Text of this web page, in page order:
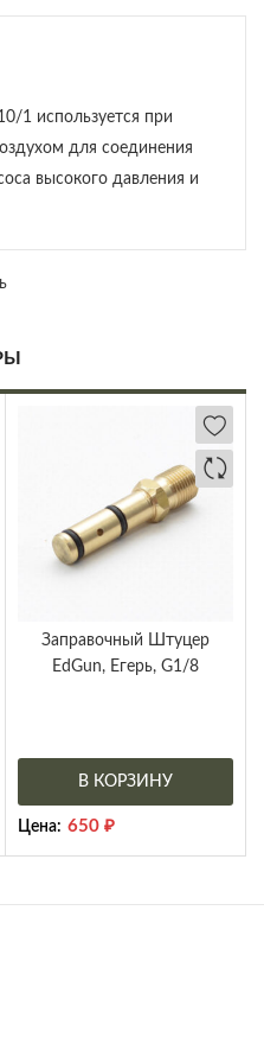
1 используется при
для соединения
высокого давления и
Заправочный Штуцер
EdGun, Егерь, G1/8
В КОРЗИНУ
Цена: 650 ₽